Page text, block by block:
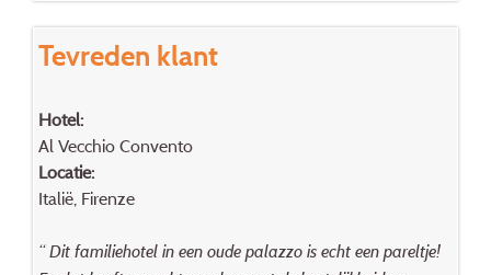
Tevreden klant
Hotel:
Al Vecchio Convento
Locatie:
Italië, Firenze
“ Dit familiehotel in een oude palazzo is echt een pareltje!